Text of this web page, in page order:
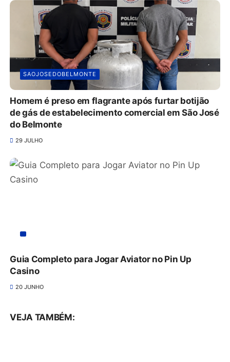
SAOJOSEDOBELMONTE
Homem é preso em flagrante após furtar botijão
de gás de estabelecimento comercial em São José
do Belmonte
29 JULHO
Guia Completo para Jogar Aviator no Pin Up
Casino
20 JUNHO
VEJA TAMBÉM: